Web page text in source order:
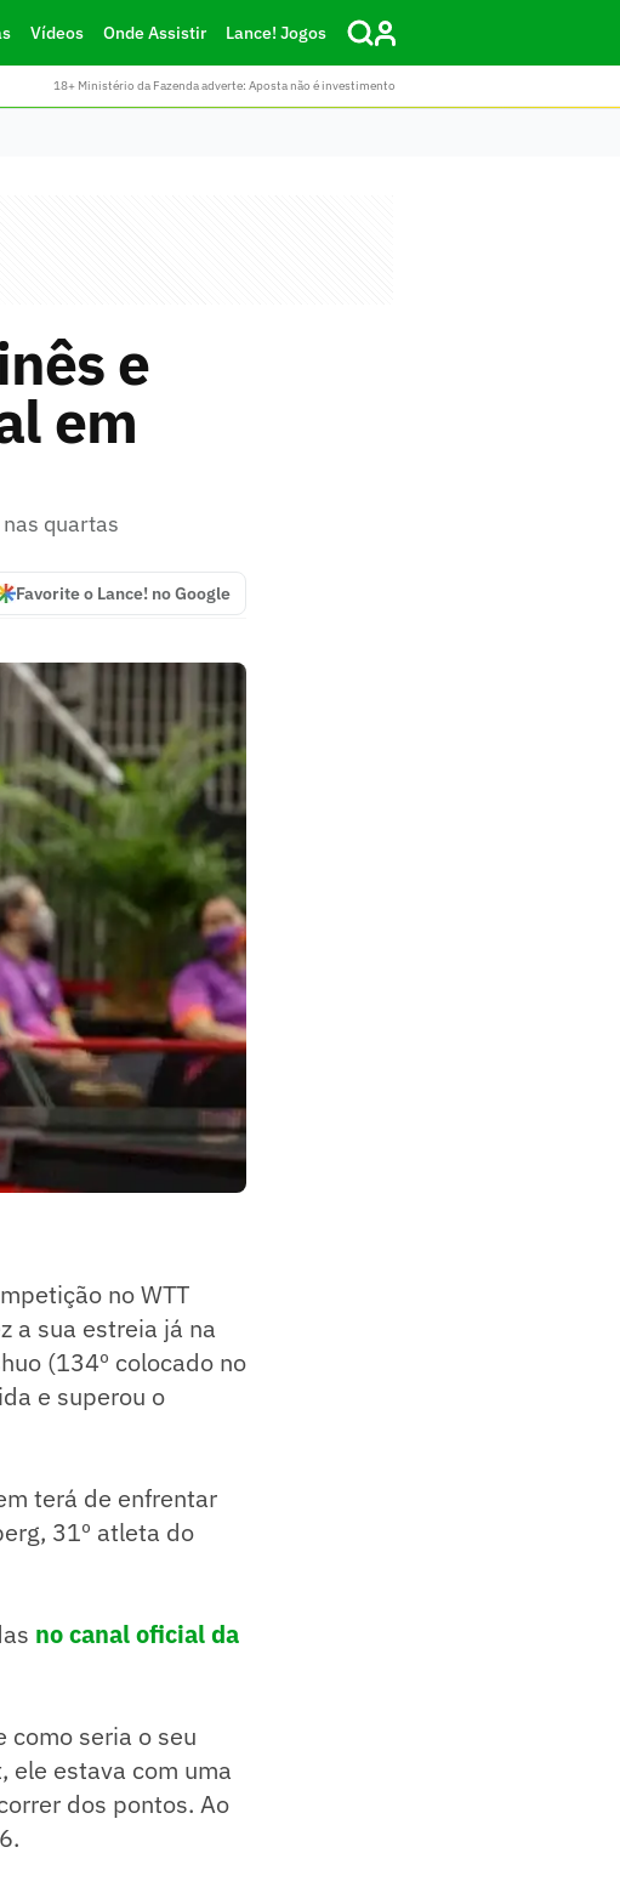
Vídeos Onde Assistir Lance! Jogos
18+ Ministério da Fazenda adverte: Aposta não é investimento
e
em
quartas
Favorite o Lance! no Google
no WTT
a sua estreia já na
(134º colocado no
e superou o
terá de enfrentar
31º atleta do
no canal oficial da
como seria o seu
ele estava com uma
dos pontos. Ao